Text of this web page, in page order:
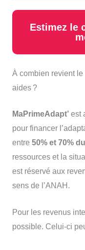
Estimez le
À combien revient
aides ?
MaPrimeAdapt’est
pour financer
entre 50% et 70%
ressources et la
est réservé aux
sens de l’ANAH.
Pour les revenus
possible. Celui-ci